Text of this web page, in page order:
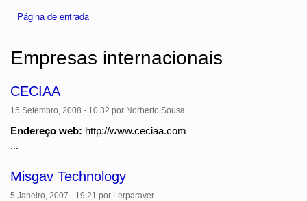
Página de entrada
Empresas internacionais
CECIAA
15 Setembro, 2008 - 10:32 por Norberto Sousa
Endereço web: http://www.ceciaa.com
Misgav Technology
5 Janeiro, 2007 - 19:21 por Lerparaver